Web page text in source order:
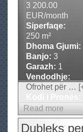
e
Q
r
L
o
H
3 200.00
EUR/month
Siperfaqe:
250 m²
Dhoma Gjumi:
Banjo: 3
Garazh: 1
Vendodhje:
Tirane
AP-485
Ofrohet për …
Read more
b
Dubleks